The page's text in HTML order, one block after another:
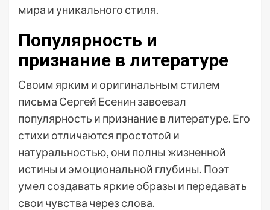
мира и уникального стиля.
Популярность и
признание в литературе
Своим ярким и оригинальным стилем
письма Сергей Есенин завоевал
популярность и признание в литературе. Его
стихи отличаются простотой и
натуральностью, они полны жизненной
истины и эмоциональной глубины. Поэт
умел создавать яркие образы и передавать
свои чувства через слова.